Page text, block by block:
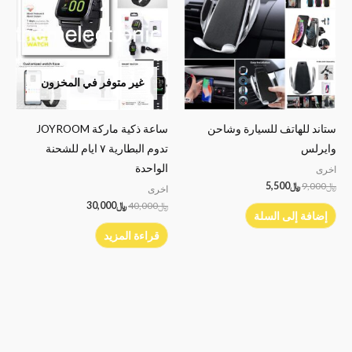
ستاند للهاتف للسيارة وشاحن
وايرلس
اخرى
﷼9,000﷼5,500
إضافة إلى السلة
غير متوفر في المخزون
ساعة ذكية ماركة JOYROOM
تدوم البطارية ٧ ايام للشحنة
الواحدة
اخرى
﷼40,000﷼30,000
قراءة المزيد